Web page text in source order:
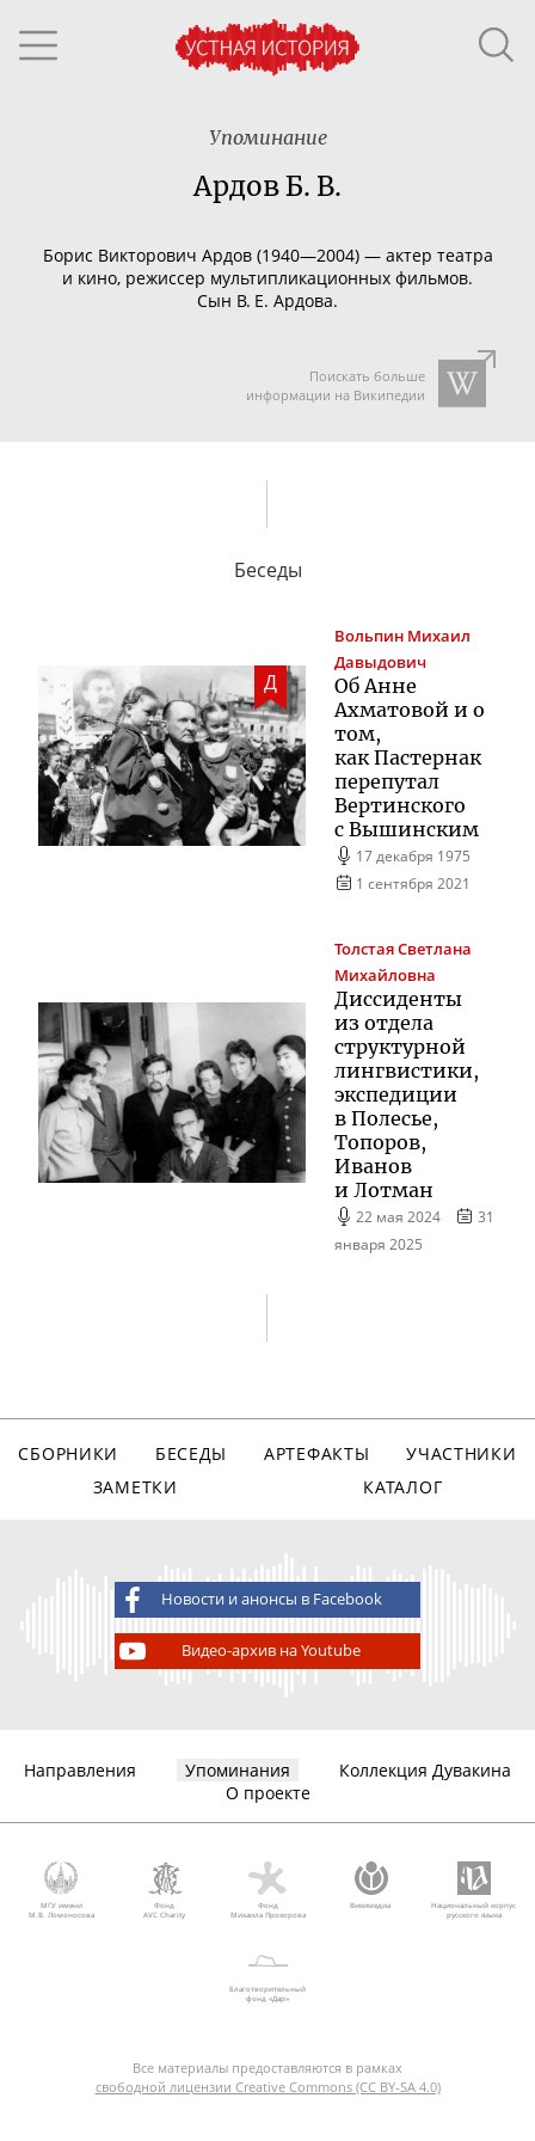
Упоминание
Ардов Б. В.
Борис Викторович Ардов (1940—2004) — актер театра
и кино, режиссер мультипликационных фильмов.
Сын В. Е. Ардова.
Поискать больше
информации на Википедии
Беседы
Д
Вольпин Михаил
Давыдович
Об Анне
Ахматовой и о
том,
как Пастернак
перепутал
Вертинского
с Вышинским
17 декабря 1975
1 сентября 2021
ТолстаяСветлана
Михайловна
Диссиденты
из отдела
структурной
лингвистики,
экспедиции
в Полесье,
Топоров,
Иванов
и Лотман
22 мая 2024
31
января 2025
СБОРНИКИ БЕСЕДЫ АРТЕФАКТЫ
УЧАСТНИКИ
ЗАМЕТКИ
КАТАЛОГ
Новости и анонсы в Facebook
Видео-архив на Youtube
Направления Упоминания
Коллекция Дувакина
О проекте
МГУ имени
М.В. Ломоносова
Фонд
AVC Charity
Фонд
Михаила Прохорова
Викимедиа
Национальный корпус
русского языка
Благотворительный
фонд «Дар»
Все материалы предоставляются в рамках
свободной лицензии Creative Commons (CC BY-SA 4.0)